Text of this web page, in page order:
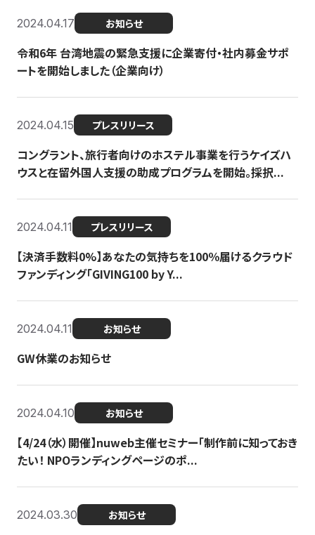
2024.04.17 お知らせ
令和6年 台湾地震の緊急支援に企業寄付・社内募金サポ
ートを開始しました（企業向け）
2024.04.15 プレスリリース
コングラント、旅行者向けのホステル事業を行うケイズハ
ウスと在留外国人支援の助成プログラムを開始。採択...
2024.04.11 プレスリリース
【決済手数料0%】あなたの気持ちを100％届けるクラウド
ファンディング「GIVING100 by Y...
2024.04.11 お知らせ
GW休業のお知らせ
2024.04.10 お知らせ
【4/24（水）開催】nuweb主催セミナー「制作前に知っておき
たい！ NPOランディングページのポ...
2024.03.30 お知らせ